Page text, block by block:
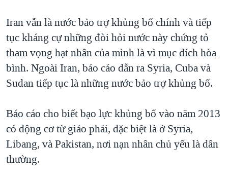
Iran vẫn là nước bảo trợ khủng bố chính và tiếp
tục kháng cự những đòi hỏi nước này chứng tỏ
tham vọng hạt nhân của mình là vì mục đích hòa
bình. Ngoài Iran, báo cáo dẫn ra Syria, Cuba và
Sudan tiếp tục là những nước bảo trợ khủng bố.
Báo cáo cho biết bạo lực khủng bố vào năm 2013
có động cơ từ giáo phái, đặc biệt là ở Syria,
Libang, và Pakistan, nơi nạn nhân chủ yếu là dân
thường.